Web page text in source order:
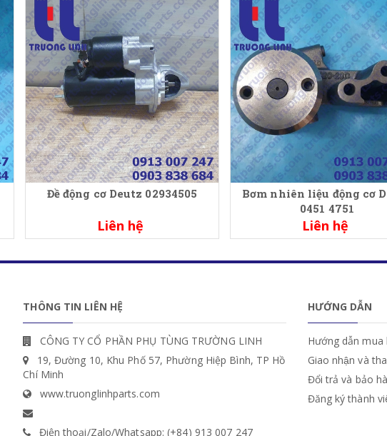
Đề động cơ Deutz 02934505
Liên hệ
Bơm nhiên liệu động cơ
0451 4751
Liên hệ
THÔNG TIN LIÊN HỆ
CÔNG TY CỔ PHẦN PHỤ TÙNG TRƯỜNG LINH
19, Đường 10, Khu Phố 57, Phường Hiệp Bình, TP Hồ
Chí Minh
www.truonglinhparts.com
Điện thoại/Zalo/Whatsapp: (+84) 913 007 247
HƯỚNG DẪN
Hướng dẫn mua
Giao nhận và
Đổi trả và bảo
Đăng ký thành